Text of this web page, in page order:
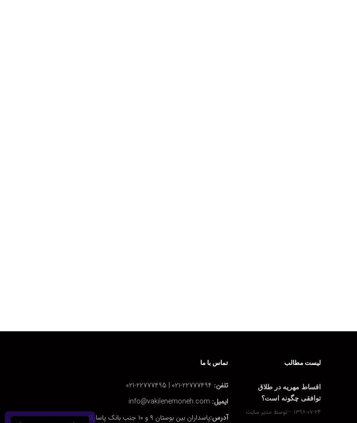
تماس با ما
تلفن:
ایمیل:
آدرس:پاسداران بین بوستان ۹ و ۱۰ جنب بانک پاسارگاد
لیست مطالب
اقساط مهریه در طلاق
توافقی چگونه است؟
۱۳۹۸-۰۷-۲۴ توسط مدیر سایت